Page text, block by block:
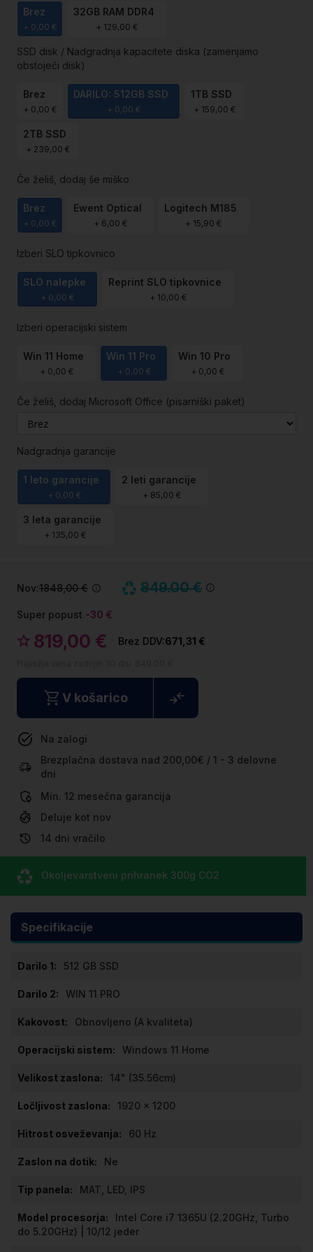
Brez
+ 0,00 €
32GB RAM DDR4
+ 129,00 €
SSD disk / Nadgradnja kapacitete diska (zamenjamo
obstoječi disk)
Brez
+ 0,00 €
DARILO: 512GB SSD
+ 0,00 €
1TB SSD
+ 159,00 €
2TB SSD
+ 239,00 €
Če želiš, dodaj še miško
Brez
+ 0,00 €
Ewent Optical
+ 6,00 €
Logitech M185
+ 15,90 €
Izberi SLO tipkovnico
SLO nalepke
+ 0,00 €
Reprint SLO tipkovnice
+ 10,00 €
Izberi operacijski sistem
Win 11 Home
+ 0,00 €
Win 11 Pro
+ 0,00 €
Win 10 Pro
+ 0,00 €
Če želiš, dodaj Microsoft Office (pisarniški paket)
Nadgradnja garancije
1 leto garancije
+ 0,00 €
2 leti garancije
+ 85,00 €
3 leta garancije
+ 135,00 €
Nov:1848,00 € 849.00 €
Super popust -30 €
819,00 € 671,31 €
V košarico
Na zalogi
Brezplačna dostava nad 200,00€ / 1 - 3 delovne
dni
Min. 12 mesečna garancija
Deluje kot nov
14 dni vračilo
Okoljevarstveni prihranek 300g CO2
Specifikacije
512 GB SSD
WIN 11 PRO
Obnovljeno (A kvaliteta)
Windows 11 Home
14" (35.56cm)
1920 x 1200
60 Hz
Ne
MAT, LED, IPS
Intel Core i7 1365U (2.20GHz, Turbo
do 5.20GHz) | 10/12 jeder